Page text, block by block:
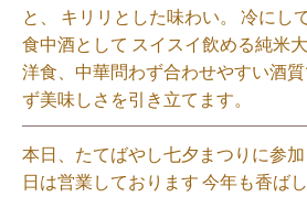
と、 キリリとした味わい。 冷にし
食中酒として スイスイ飲める純米
洋食、中華問わず合わせやすい酒
ず美味しさを引き立てます。
本日、たてばやし七夕まつりに参
日は営業しております️ 今年も香ば